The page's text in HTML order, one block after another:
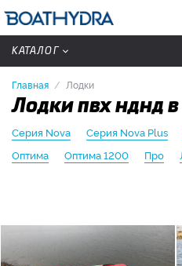
КАТАЛОГ
Главная Лодки
Лодки пвх нднд
Серия Nova Серия Nova Plus
Оптима
Оптима 1200 Про